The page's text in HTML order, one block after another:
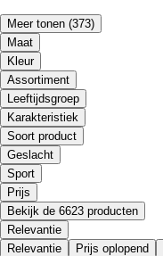
Meer tonen (373)
Maat
Kleur
Assortiment
Leeftijdsgroep
Karakteristiek
Soort product
Geslacht
Sport
Prijs
Bekijk de 6623 producten
Relevantie
Relevantie
Prijs oplopend